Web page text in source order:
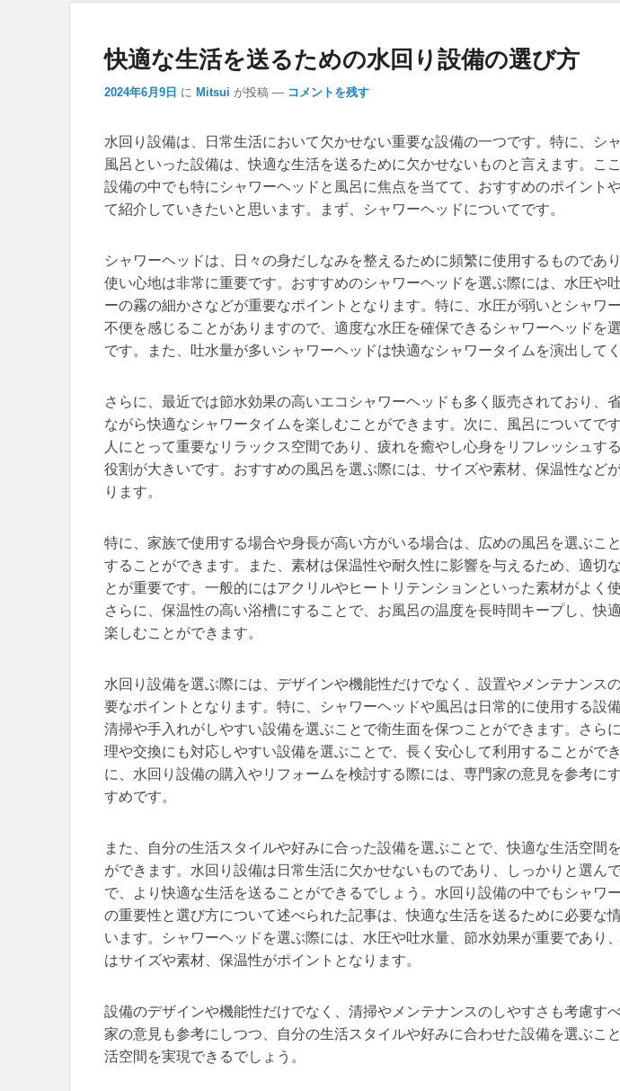
快適な生活を送るための水回り設備の選び方
2024年6月9日 に Mitsui が投稿 — コメントを残す
水回り設備は、日常生活において欠かせない重要な設備の一つです。 特に、シ
風呂といった設備は、快適な生活を送るために欠かせないものと言えます。こ
設備の中でも特にシャワーヘッドと風呂に焦点を当てて、おすすめのポイント
て紹介していきたいと思います。まず、シャワーヘッドについてです。
シャワーヘッドは、日々の身だしなみを整えるために頻繁に使用するものであ
使い心地は非常に重要です。おすすめのシャワーヘッドを選ぶ際には、水圧や
ーの霧の細かさなどが重要なポイントとなります。特に、水圧が弱いとシャワ
不便を感じることがありますので、適度な水圧を確保できるシャワーヘッドを
です。また、吐水量が多いシャワーヘッドは快適なシャワータイムを演出してく
さらに、最近では節水効果の高いエコシャワーヘッドも多く販売されており、
ながら快適なシャワータイムを楽しむことができます。次に、風呂についてで
人にとって重要なリラックス空間であり、疲れを癒やし心身をリフレッシュす
役割が大きいです。おすすめの風呂を選ぶ際には、サイズや素材、保温性など
ります。
特に、家族で使用する場合や身長が高い方がいる場合は、広めの風呂を選ぶこ
することができます。また、素材は保温性や耐久性に影響を与えるため、適切
とが重要です。一般的にはアクリルやヒートリテンションといった素材がよく使
さらに、保温性の高い浴槽にすることで、お風呂の温度を長時間キープし、快
楽しむことができます。
水回り設備を選ぶ際には、デザインや機能性だけでなく、設置やメンテナンス
要なポイントとなります。特に、シャワーヘッドや風呂は日常的に使用する設備
清掃や手入れがしやすい設備を選ぶことで衛生面を保つことができます。さら
理や交換にも対応しやすい設備を選ぶことで、長く安心して利用することがで
に、水回り設備の購入やリフォームを検討する際には、専門家の意見を参考に
すめです。
また、自分の生活スタイルや好みに合った設備を選ぶことで、快適な生活空間
ができます。水回り設備は日常生活に欠かせないものであり、しっかりと選ん
で、より快適な生活を送ることができるでしょう。水回り設備の中でもシャワ
の重要性と選び方について述べられた記事は、快適な生活を送るために必要な
います。シャワーヘッドを選ぶ際には、水圧や吐水量、節水効果が重要であり
はサイズや素材、保温性がポイントとなります。
設備のデザインや機能性だけでなく、清掃やメンテナンスのしやすさも考慮す
家の意見も参考にしつつ、自分の生活スタイルや好みに合わせた設備を選ぶこ
活空間を実現できるでしょう。